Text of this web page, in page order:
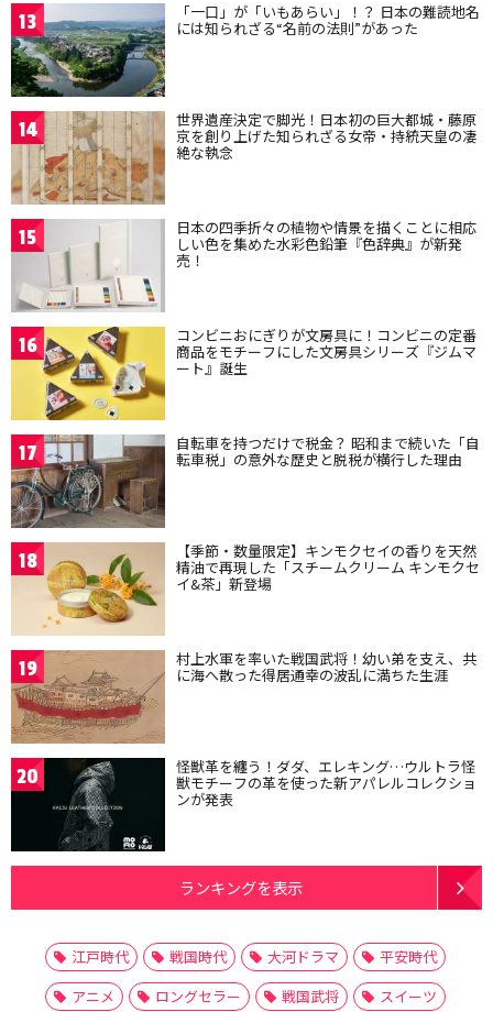
13 「一口」が「いもあらい」！？ 日本の難読地名
には知られざる“名前の法則”があった
14 世界遺産決定で脚光！日本初の巨大都城・藤原
京を創り上げた知られざる女帝・持統天皇の凄
絶な執念
15 日本の四季折々の植物や情景を描くことに相応
しい色を集めた水彩色鉛筆『色辞典』が新発
売！
16 コンビニおにぎりが文房具に！コンビニの定番
商品をモチーフにした文房具シリーズ『ジムマ
ート』誕生
17 自転車を持つだけで税金？ 昭和まで続いた「自
転車税」の意外な歴史と脱税が横行した理由
18 【季節・数量限定】キンモクセイの香りを天然
精油で再現した「スチームクリーム キンモクセ
イ&茶」新登場
19 村上水軍を率いた戦国武将！幼い弟を支え、共
に海へ散った得居通幸の波乱に満ちた生涯
20 怪獣革を纏う！ダダ、エレキング…ウルトラ怪
獣モチーフの革を使った新アパレルコレクショ
ンが発表
ランキングを表示
江戸時代 戦国時代 大河ドラマ
平安時代
アニメ
ロングセラー 戦国武将
スイーツ